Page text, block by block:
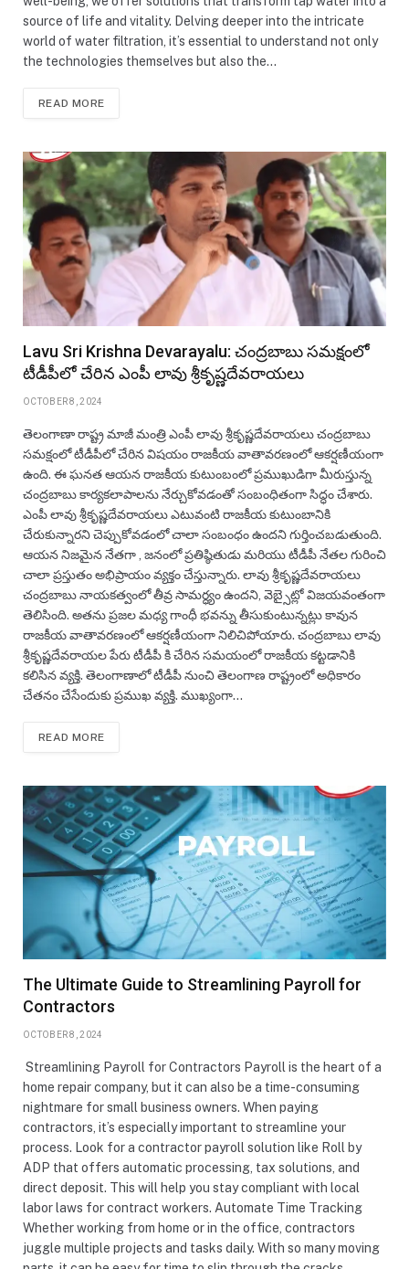
source of life and vitality. Delving deeper into the intricate
world of water filtration, it’s essential to understand not only
the technologies themselves but also the…
READ MORE
Lavu Sri Krishna Devarayalu: చంద్రబాబు సమక్షంలో
టీడీపీలో చేరిన ఎంపీ లావు శ్రీకృష్ణదేవరాయలు
OCTOBER 8, 2024
తెలంగాణా రాష్ట్ర మాజీ మంత్రి ఎంపీ లావు శ్రీకృష్ణదేవరాయలు చంద్రబాబు
సమక్షంలో టీడీపీలో చేరిన విషయం రాజకీయ వాతావరణంలో ఆకర్షణీయంగా
ఉంది. ఈ ఘనత ఆయన రాజకీయ కుటుంబంలో ప్రముఖుడిగా మీరుస్తున్న
చంద్రబాబు కార్యకలాపాలను నేర్చుకోవడంతో సంబంధితంగా సిద్ధం చేశారు.
ఎంపీ లావు శ్రీకృష్ణదేవరాయలు ఎటువంటి రాజకీయ కుటుంబానికి
చేరుకున్నారని చెప్పుకోవడంలో చాలా సంబంధం ఉందని గుర్తించబడుతుంది.
ఆయన నిజమైన నేతగా , జనంలో ప్రతిష్ఠితుడు మరియు టీడీపీ నేతల గురించి
చాలా ప్రస్తుతం అభిప్రాయం వ్యక్తం చేస్తున్నారు. లావు శ్రీకృష్ణదేవరాయలు
చంద్రబాబు నాయకత్వంలో తీవ్ర సామర్ధ్యం ఉందని, వెబ్సైట్లో విజయవంతంగా
తెలిసింది. అతను ప్రజల మధ్య గాంధీ భవన్ను తీసుకుంటున్నట్లు కావున
రాజకీయ వాతావరణంలో ఆకర్షణీయంగా నిలిచిపోయారు. చంద్రబాబు లావు
శ్రీకృష్ణదేవరాయల పేరు టీడీపీ కి చేరిన సమయంలో రాజకీయ కట్టడానికి
కలిసిన వ్యక్తి. తెలంగాణాలో టీడీపీ నుంచి తెలంగాణ రాష్ట్రంలో అధికారం
చేతనం చేసేందుకు ప్రముఖ వ్యక్తి. ముఖ్యంగా…
READ MORE
The Ultimate Guide to Streamlining Payroll for
Contractors
OCTOBER 8, 2024
Streamlining Payroll for Contractors Payroll is the heart of a
home repair company, but it can also be a time-consuming
nightmare for small business owners. When paying
contractors, it’s especially important to streamline your
process. Look for a contractor payroll solution like Roll by
ADP that offers automatic processing, tax solutions, and
direct deposit. This will help you stay compliant with local
labor laws for contract workers. Automate Time Tracking
Whether working from home or in the office, contractors
juggle multiple projects and tasks daily. With so many moving